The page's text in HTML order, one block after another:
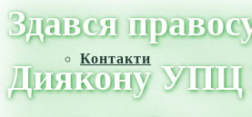
Контакти
Здався
Диякону